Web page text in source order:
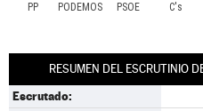
PP PODEMOS PSOE C's
RESUMEN DEL ESCRUTINIO
Escrutado: